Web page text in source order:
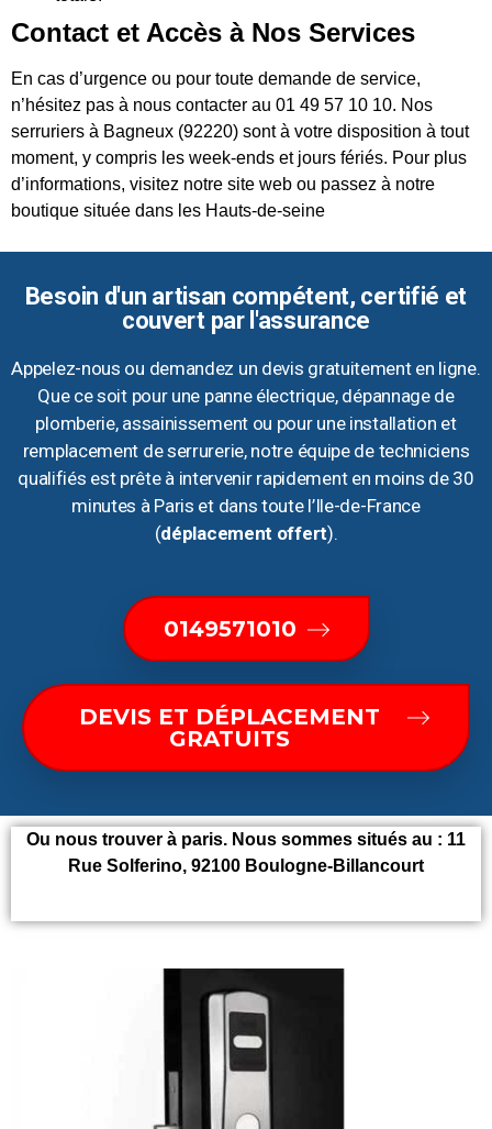
Contact et Accès à Nos Services
En cas d’urgence ou pour toute demande de service,
n’hésitez pas à nous contacter au 01 49 57 10 10. Nos
serruriers à Bagneux (92220) sont à votre disposition à tout
moment, y compris les week-ends et jours fériés. Pour plus
d’informations, visitez notre site web ou passez à notre
boutique située dans les Hauts-de-seine
Besoin d'un artisan compétent, certifié et
couvert par l'assurance
Appelez-nous ou demandez un devis gratuitement en ligne.
Que ce soit pour une panne électrique, dépannage de
plomberie, assainissement ou pour une installation et
remplacement de serrurerie, notre équipe de techniciens
qualifiés est prête à intervenir rapidement en moins de 30
minutes à Paris et dans toute l’Ile-de-France
(déplacement offert).
0149571010
DEVIS ET DÉPLACEMENT
GRATUITS
Ou nous trouver à paris. Nous sommes situés au : 11
Rue Solferino, 92100 Boulogne-Billancourt